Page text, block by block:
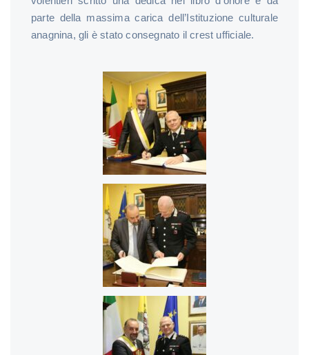
parte della massima carica dell’Istituzione culturale
anagnina, gli è stato consegnato il crest ufficiale.